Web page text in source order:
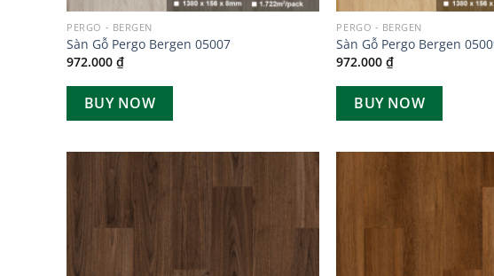
PERGO - BERGEN
Sàn Gỗ Pergo Bergen 05007
972.000₫
BUY NOW
PERGO - BERGEN
Sàn Gỗ Pergo Bergen
972.000₫
BUY NOW